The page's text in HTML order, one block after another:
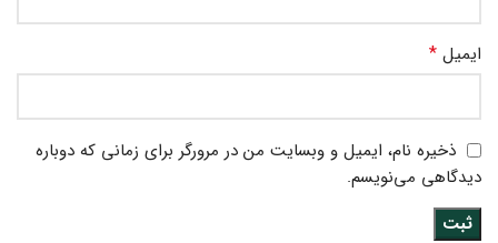
ایمیل *
ذخیره نام، ایمیل و وبسایت من در مرورگر برای زمانی که دوباره
دیدگاهی می‌نویسم.